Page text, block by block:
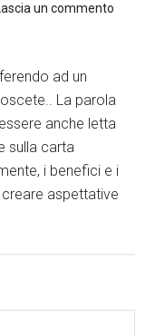
un commento
ad un
La parola
anche letta
sulla carta
i benefici e i
aspettative